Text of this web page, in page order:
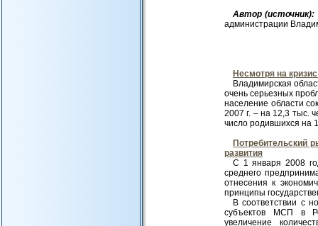
Автор (источник):
администрации
Несмотря на
Владимирская
очень серьезных
население области
2007 г. – на 12,3 тыс.
число родившихся на
Потребительский
развития
С 1 января 2008
среднего
отнесения к
принципы
В соответствии с
субъектов МСП в
увеличение